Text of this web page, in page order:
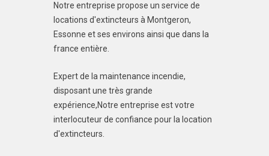
Notre entreprise propose un service de
locations d'extincteurs à Montgeron,
Essonne et ses environs ainsi que dans la
france entière.
Expert de la maintenance incendie,
disposant une très grande
expérience,Notre entreprise est votre
interlocuteur de confiance pour la location
d'extincteurs.